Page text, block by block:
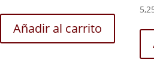
Añadir al carrito